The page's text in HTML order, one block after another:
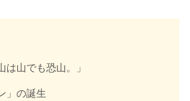
山でも恐山。」
」の誕生